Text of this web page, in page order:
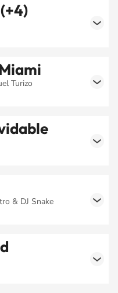
Turizo
& DJ Snake